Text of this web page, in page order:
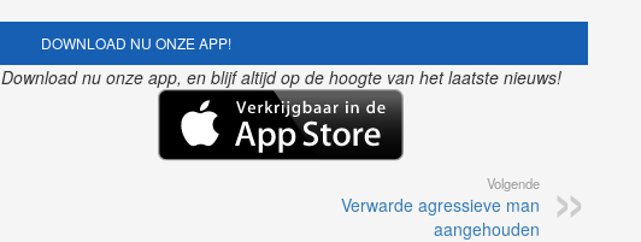
DOWNLOAD NU ONZE APP!
Download nu onze app, en blijf altijd op de hoogte van het laatste nieuws!
Volgende
Verwarde agressieve man
aangehouden